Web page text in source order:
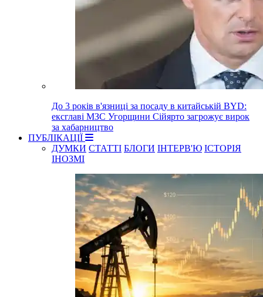
До 3 років в'язниці за посаду в китайській BYD:
ексглаві МЗС Угорщини Сійярто загрожує вирок
за хабарництво
ПУБЛІКАЦІЇ
ДУМКИ СТАТТІ БЛОГИ ІНТЕРВ'Ю ІСТОРІЯ
ІНОЗМІ